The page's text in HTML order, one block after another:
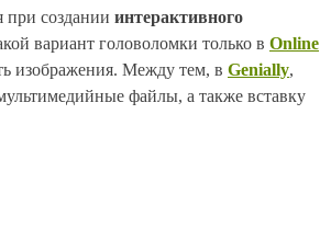
при создании интерактивного
вариант головоломки только в Online
изображения. Между тем, в Genially,
файлы, а также вставку